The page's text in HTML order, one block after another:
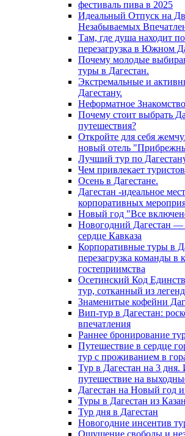
фестиваль пива в 2025
Идеальный Отпуск на
Незабываемых
Там, где душа находит
перезагрузка в Южном
Почему молодые
туры в Дагестан.
Экстремальные и
Дагестану.
Неформатное
Почему стоит выбрать
путешествия?
Откройте для себя
новый отель
Лучший тур по
Чем привлекает
Осень в Дагестане.
Дагестан -идеальное
корпоративных
Новый год "Все
Новогодний Дагестан —
сердце Кавказа
Корпоративные туры в
перезагрузка команды в
гостеприимства
Осетинский Код
тур, сотканный из
Знаменитые кофейни
Вип-тур в Дагестан:
впечатления
Раннее бронирование
Путешествие в сердце
тур с проживанием в
Тур в Дагестан на 3 дня.
путешествие на
Дагестан на Новый год
Туры в Дагестан из
Тур дня в Дагестан
Новогодние инсентив
Ощущение свободы и